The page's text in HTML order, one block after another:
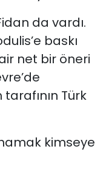
da vardı.
baskı
net bir öneri
Türk
kimseye